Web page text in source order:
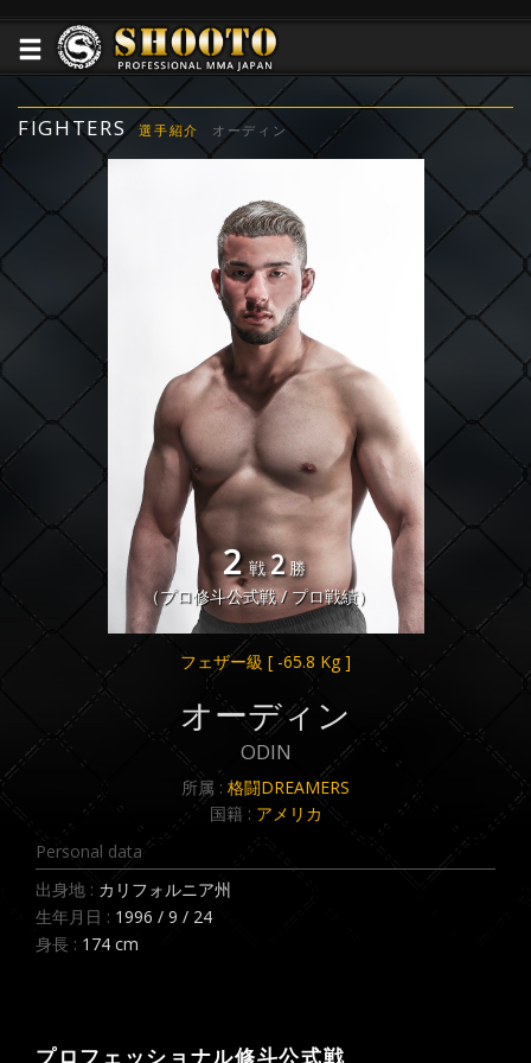
FIGHTERS 選手紹介 オーディン
2 戦 2 勝
（プロ修斗公式戦 / プロ戦績）
フェザー級 [ -65.8 Kg ]
オーディン
ODIN
所属 : 格闘DREAMERS
国籍 : アメリカ
Personal data
出身地 : カリフォルニア州
生年月日 : 1996 / 9 / 24
身長 : 174 cm
プロフェッショナル修斗公式戦